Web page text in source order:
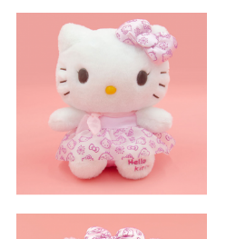
坐姿泡泡Kitty